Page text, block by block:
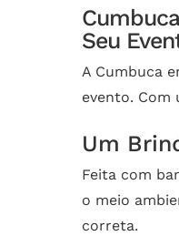
Seu
A Cumbuca
evento. Com
Um
Feita com
o meio
correta.